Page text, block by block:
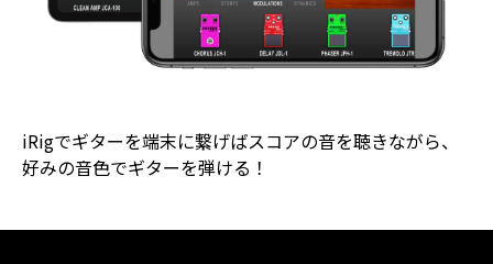
iRigでギターを端末に繋げばスコアの音を聴きながら、
好みの音色でギターを弾ける！